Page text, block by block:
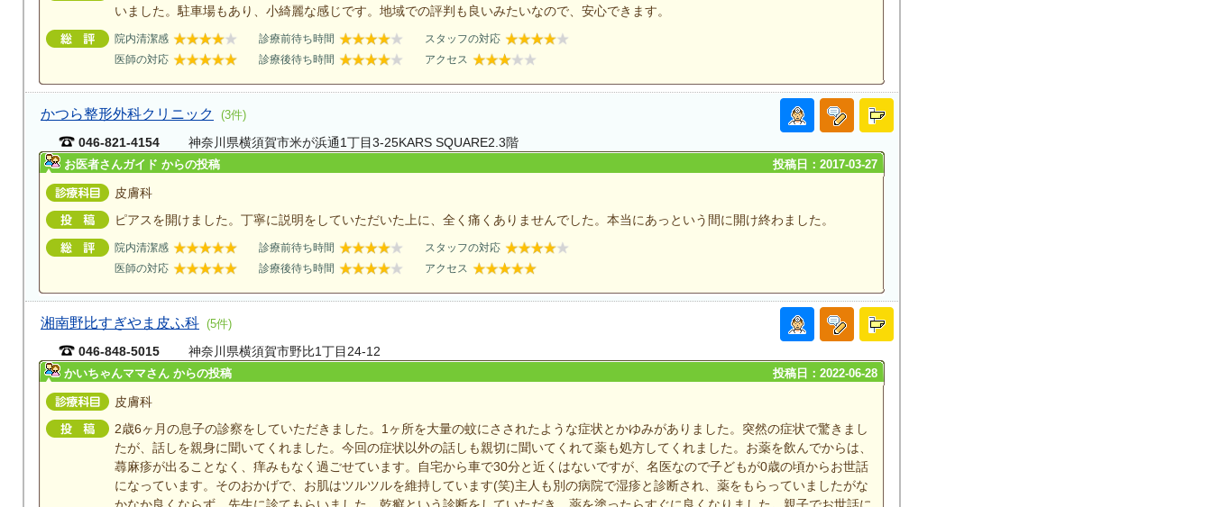
いました。駐車場もあり、小綺麗な感じです。地域での評判も良いみたいなので、安心できます。
院内清潔感 診療前待ち時間
スタッフの対応
医師の対応
診療後待ち時間 アクセス
かつら整形外科クリニック (3件)
046-821-4154 神奈川県横須賀市米が浜通1丁目3-25KARS SQUARE2.3階
お医者さんガイド からの投稿 投稿日：2017-03-27
皮膚科
ピアスを開けました。丁寧に説明をしていただいた上に、全く痛くありませんでした。本当にあっという間に開け終わました。
院内清潔感 診療前待ち時間
スタッフの対応
医師の対応
診療後待ち時間 アクセス
湘南野比すぎやま皮ふ科 (5件)
046-848-5015 神奈川県横須賀市野比1丁目24-12
かいちゃんママさん からの投稿 投稿日：2022-06-28
皮膚科
2歳6ヶ月の息子の診察をしていただきました。1ヶ所を大量の蚊にさされたような症状とかゆみがありました。突然の症状で驚きまし
たが、話しを親身に聞いてくれました。今回の症状以外の話しも親切に聞いてくれて薬も処方してくれました。お薬を飲んでからは、
蕁麻疹が出ることなく、痒みもなく過ごせています。自宅から車で30分と近くはないですが、名医なので子どもが0歳の頃からお世話
になっています。そのおかげで、お肌はツルツルを維持しています(笑)主人も別の病院で湿疹と診断され、薬をもらっていましたがな